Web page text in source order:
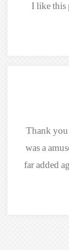
I like this
Thank you
was a
far added